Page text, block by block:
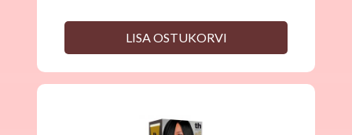
LISA OSTUKORVI